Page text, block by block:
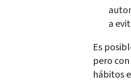
a
Es
pero
hábitos